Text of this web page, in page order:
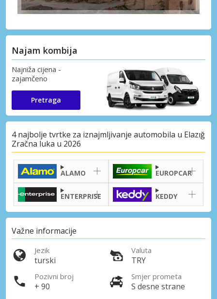
Najam kombija
Najniža cijena -
zajamčeno
Pretraga
4 najbolje tvrtke za iznajmljivanje automobila u Elazığ
Zračna luka u 2026
ALAMO EUROPCAR
ENTERPRISE KEDDY
Važne informacije
Jezik
turski
Valuta
TRY
Pozivni broj
+ 90
Smjer prometa
S desne strane